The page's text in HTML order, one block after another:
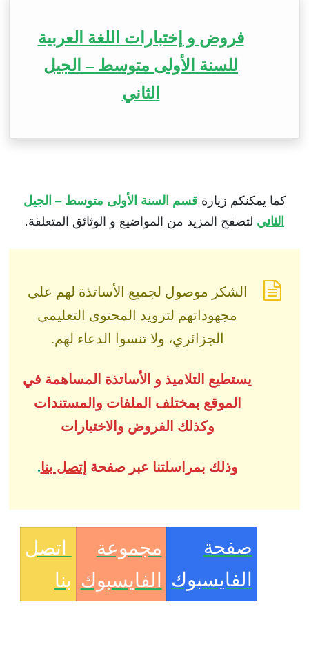
فروض و إختبارات اللغة العربية
للسنة الأولى متوسط – الجيل
الثاني
كما يمكنكم زيارة قسم السنة الأولى متوسط – الجيل
الثاني لتصفح المزيد من المواضيع و الوثائق المتعلقة.
الشكر موصول لجميع الأساتذة لهم على
مجهوداتهم لتزويد المحتوى التعليمي
الجزائري، ولا تنسوا الدعاء لهم.
يستطيع التلاميذ و الأساتذة المساهمة في
الموقع بمختلف الملفات والمستندات
وكذلك الفروض والاختبارات
وذلك بمراسلتنا عبر صفحة إتصل بنا.
صفحة
الفايسبوك
مجموعة
الفايسبوك
اتصل
بنا